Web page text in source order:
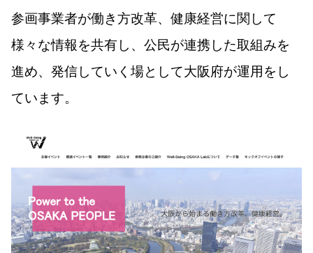
参画事業者が働き方改革、健康経営に関して
様々な情報を共有し、公民が連携した取組みを
進め、発信していく場として大阪府が運用をし
ています。